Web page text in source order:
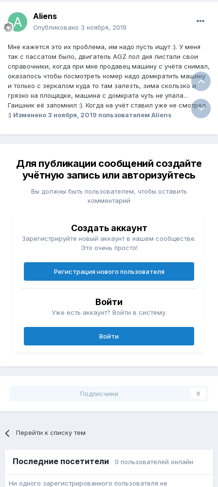
Aliens
Опубликовано 3 ноября, 2019
Мне кажется это их проблема, им надо пусть ищут :). У меня
так с пассатом было, двигатель AGZ пол дня листали свои
справочники, когда при мне продавец машину с учёта снимал,
оказалось чтобы посмотреть номер надо домкратить машину
и только с зеркалом куда то там залезть, зима скользко и
грязно на площадке, машина с домкрата чуть не упала...
Гаишник её запомнил :). Когда на учёт ставил уже не смотрел
:) Изменено 3 ноября, 2019 пользователем Aliens
Для публикации сообщений создайте
учётную запись или авторизуйтесь
Вы должны быть пользователем, чтобы оставить
комментарий
Создать аккаунт
Зарегистрируйте новый аккаунт в нашем сообществе.
Это очень просто!
Регистрация нового пользователя
Войти
Уже есть аккаунт? Войти в систему.
Войти
Подписчики 0
Перейти к списку тем
Последние посетители 0 пользователей онлайн
Ни одного зарегистрированного пользователя не